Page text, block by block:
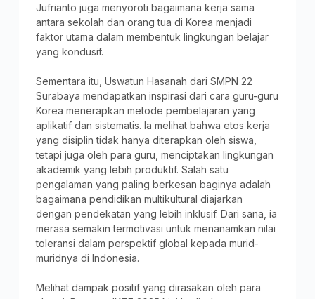
Jufrianto juga menyoroti bagaimana kerja sama
antara sekolah dan orang tua di Korea menjadi
faktor utama dalam membentuk lingkungan belajar
yang kondusif.
Sementara itu, Uswatun Hasanah dari SMPN 22
Surabaya mendapatkan inspirasi dari cara guru-guru
Korea menerapkan metode pembelajaran yang
aplikatif dan sistematis. Ia melihat bahwa etos kerja
yang disiplin tidak hanya diterapkan oleh siswa,
tetapi juga oleh para guru, menciptakan lingkungan
akademik yang lebih produktif. Salah satu
pengalaman yang paling berkesan baginya adalah
bagaimana pendidikan multikultural diajarkan
dengan pendekatan yang lebih inklusif. Dari sana, ia
merasa semakin termotivasi untuk menanamkan nilai
toleransi dalam perspektif global kepada murid-
muridnya di Indonesia.
Melihat dampak positif yang dirasakan oleh para